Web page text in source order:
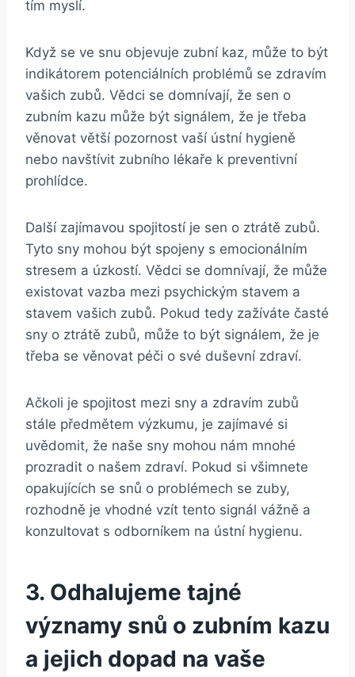
tím myslí.
Když se ve snu objevuje zubní kaz, může ‌to ‌být
indikátorem potenciálních problémů⁢ se‌ zdravím
vašich ‌zubů. Vědci se domnívají, že sen ​o
zubním kazu může být signálem, ⁤že je třeba
věnovat větší pozornost vaší ústní hygieně
nebo navštívit zubního ⁣lékaře k ‌preventivní
prohlídce.
Další zajímavou ⁤spojitostí je sen o ztrátě ​zubů.
‍Tyto sny mohou být spojeny ​s emocionálním⁣
stresem⁢ a úzkostí. Vědci ⁣se ⁣domnívají, že může
existovat vazba mezi psychickým stavem a⁢
stavem ​vašich zubů.​ Pokud tedy zažíváte časté
sny o ztrátě zubů, může to ⁢být signálem, že⁢ je
třeba‌ se věnovat péči ​o ⁣své duševní zdraví.
Ačkoli je spojitost mezi⁤ sny ​a zdravím⁢ zubů⁢
stále předmětem ⁣výzkumu, je ‌zajímavé ‌si
uvědomit, ‍že naše⁢ sny ⁤mohou nám mnohé
prozradit​ o našem zdraví. Pokud⁣ si všimnete
opakujících ⁤se snů o problémech se⁤ zuby,
rozhodně je ⁤vhodné vzít tento signál vážně a
konzultovat s odborníkem na ‍ústní ‌hygienu.
3.⁤ Odhalujeme tajné
⁤významy snů o zubním kazu⁢
a​ jejich dopad na⁢ vaše